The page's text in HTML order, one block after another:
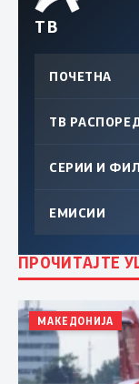
ТВ
ПОЧЕТНА
ТВ
СЕРИИ И
ЕМИСИИ
ПРОЧИТАЈТЕ
МАКЕДОНИЈА